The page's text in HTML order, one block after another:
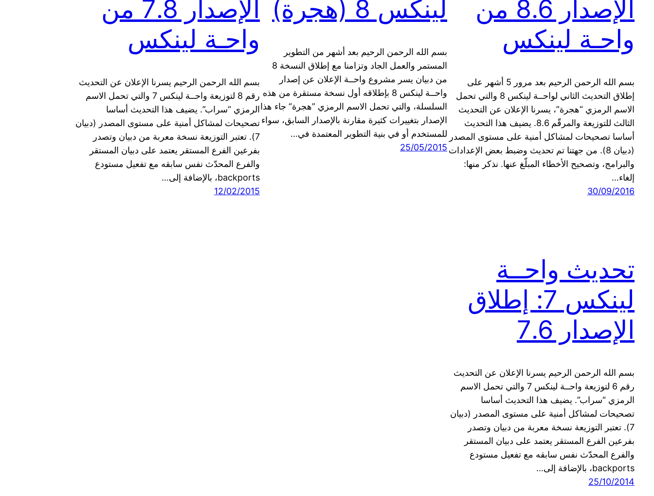
الإصدار 8.6 من
واحـة لينكس
بسم الله الرحمن الرحيم بعد مرور 5 أشهر على
إطلاق التحديث الثاني لواحــة لينكس 8 والتي تحمل
الاسم الرمزي “هجرة”، يسرنا الإعلان عن التحديث
الثالث للتوزيعة والمرقّم 8.6. يضيف هذا التحديث
أساسا تصحيحات لمشاكل أمنية على مستوى المصدر
(دبيان 8). من جهتنا تم تحديث وضبط بعض الإعدادات
والبرامج، وتصحيح الأخطاء المبلّغ عنها. نذكر منها:
إلغاء…
30/09/2016
لينكس 8 (هجرة)
بسم الله الرحمن الرحيم بعد أشهر من التطوير
المستمر والعمل الجاد وتزامنا مع إطلاق النسخة 8
من دبيان يسر مشروع واحــة الإعلان عن إصدار
واحــة لينكس 8 بإطلاقه أول نسخة مستقرة من هذه
السلسلة، والتي تحمل الاسم الرمزي ”هجرة“ جاء هذا
الإصدار بتغييرات كثيرة مقارنة بالإصدار السابق، سواء
للمستخدم أو في بنية التطوير المعتمدة في…
25/05/2015
الإصدار 7.8 من
واحـة لينكس
بسم الله الرحمن الرحيم يسرنا الإعلان عن التحديث
رقم 8 لتوزيعة واحــة لينكس 7 والتي تحمل الاسم
الرمزي “سراب”. يضيف هذا التحديث أساسا
تصحيحات لمشاكل أمنية على مستوى المصدر (دبيان
7). تعتبر التوزيعة نسخة معربة من دبيان وتصدر
بفرعين الفرع المستقر يعتمد على دبيان المستقر
والفرع المحدّث نفس سابقه مع تفعيل مستودع
backports، بالإضافة إلى…
12/02/2015
تحديث واحــة
لينكس 7: إطلاق
الإصدار 7.6
بسم الله الرحمن الرحيم يسرنا الإعلان عن التحديث
رقم 6 لتوزيعة واحــة لينكس 7 والتي تحمل الاسم
الرمزي “سراب”. يضيف هذا التحديث أساسا
تصحيحات لمشاكل أمنية على مستوى المصدر (دبيان
7). تعتبر التوزيعة نسخة معربة من دبيان وتصدر
بفرعين الفرع المستقر يعتمد على دبيان المستقر
والفرع المحدّث نفس سابقه مع تفعيل مستودع
backports، بالإضافة إلى…
25/10/2014